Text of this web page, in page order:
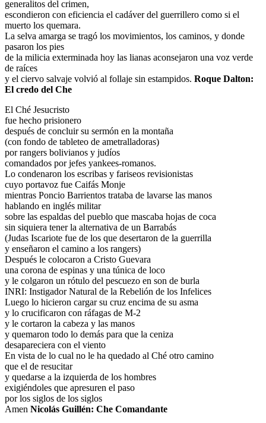
generalitos del crimen,
escondieron con eficiencia el cadáver del guerrillero como si el
muerto los quemara.
La selva amarga se tragó los movimientos, los caminos, y donde
pasaron los pies
de la milicia exterminada hoy las lianas aconsejaron una voz verde
de raíces
y el ciervo salvaje volvió al follaje sin estampidos. Roque Dalton:
El credo del Che
El Ché Jesucristo
fue hecho prisionero
después de concluir su sermón en la montaña
(con fondo de tableteo de ametralladoras)
por rangers bolivianos y judíos
comandados por jefes yankees-romanos.
Lo condenaron los escribas y fariseos revisionistas
cuyo portavoz fue Caifás Monje
mientras Poncio Barrientos trataba de lavarse las manos
hablando en inglés militar
sobre las espaldas del pueblo que mascaba hojas de coca
sin siquiera tener la alternativa de un Barrabás
(Judas Iscariote fue de los que desertaron de la guerrilla
y enseñaron el camino a los rangers)
Después le colocaron a Cristo Guevara
una corona de espinas y una túnica de loco
y le colgaron un rótulo del pescuezo en son de burla
INRI: Instigador Natural de la Rebelión de los Infelices
Luego lo hicieron cargar su cruz encima de su asma
y lo crucificaron con ráfagas de M-2
y le cortaron la cabeza y las manos
y quemaron todo lo demás para que la ceniza
desapareciera con el viento
En vista de lo cual no le ha quedado al Ché otro camino
que el de resucitar
y quedarse a la izquierda de los hombres
exigiéndoles que apresuren el paso
por los siglos de los siglos
Amen Nicolás Guillén: Che Comandante